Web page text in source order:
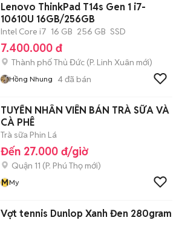
Lenovo ThinkPad T14s Gen 1 i7-
10610U 16GB/256GB
Intel Core i7 16 GB 256 GB SSD
7.400.000 đ
Thành phố Thủ Đức (P. Linh Xuân mới)
Hồng Nhung 4đã bán
TUYỂN NHÂN VIÊN BÁN TRÀ SỮA VÀ
CÀ PHÊ
Trà sữa Phin Lá
Đến 27.000 đ/giờ
Quận 11 (P. Phú Thọ mới)
MMy
Vợt tennis Dunlop Xanh Đen 280gram